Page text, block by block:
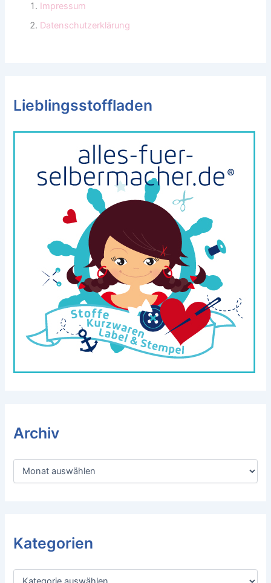
Impressum
Datenschutzerklärung
Lieblingsstoffladen
Archiv
A
Kategorien
K